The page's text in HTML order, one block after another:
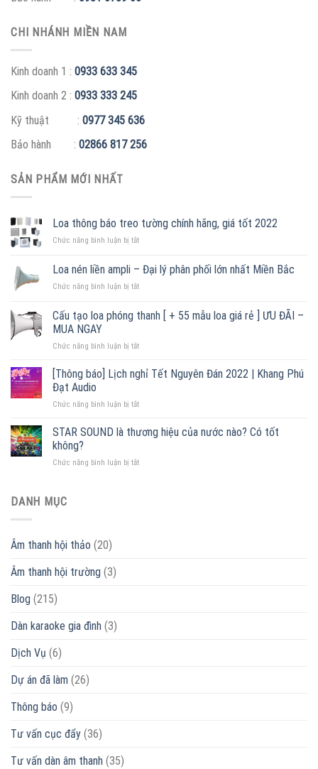
CHI NHÁNH MIỀN NAM
Kinh doanh 1 : 0933 633 345
Kinh doanh 2 : 0933 333 245
Kỹ thuật : 0977 345 636
Bảo hành : 02866 817 256
SẢN PHẨM MỚI NHẤT
Loa thông báo treo tường chính hãng, giá tốt 2022
Chức năng bình luận bị tắtở
thông
báo
treo
chính
tốt
Loa nén liền ampli – Đại lý phân phối lớn nhất Miền Bắc
Chức năng bình luận bị tắtở
nén
liền
–
lý
phân
lớn
Miền
Cấu tạo loa phóng thanh [ + 55 mẫu loa giá rẻ ] ƯU ĐÃI –
MUA NGAY
Chức năng bình luận bị tắtở
tạo
loa
thanh
+
loa
[Thông báo] Lịch nghỉ Tết Nguyên Đán 2022 | Khang Phú
Đạt Audio
Chức năng bình luận bị tắtở
báo]
Tết
STAR SOUND là thương hiệu của nước nào? Có tốt
không?
Chức năng bình luận bị tắtở
DANH MỤC
Âm thanh hội thảo (20)
Âm thanh hội trường (3)
Blog (215)
Dàn karaoke gia đình (3)
Dịch Vụ (6)
Dự án đã làm (26)
Thông báo (9)
Tư vấn cục đẩy (36)
Tư vấn dàn âm thanh (35)